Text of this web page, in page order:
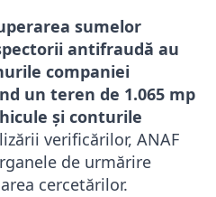
sumelor
antifraudă au
companiei
un teren de 1.065 mp
și conturile
verificărilor, ANAF
de urmărire
cercetărilor.